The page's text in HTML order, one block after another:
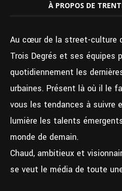
À PROPOS DE
Au cœur de la street-culture
Trois Degrés et ses équipes
quotidiennement les
urbaines. Présent là où il le
vous les tendances à suivre
lumière les talents
monde de demain.
Chaud, ambitieux et
se veut le média de toute